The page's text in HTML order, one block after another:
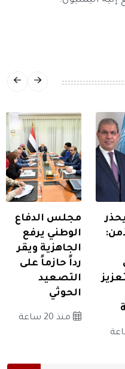
مجلس الدفاع
الوطني يرفع
الجاهزية ويقر
رداً حازماً على
التصعيد
الحوثي
منذ 20 ساعة